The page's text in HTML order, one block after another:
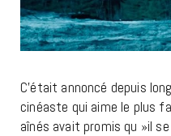
C’était annoncé depuis
cinéaste qui aime le plus
aînés avait promis qu »il